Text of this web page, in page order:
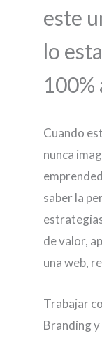
este
lo
100%
Cuando
nunca
saber la
de valor,
una web,
Trabajar
Branding